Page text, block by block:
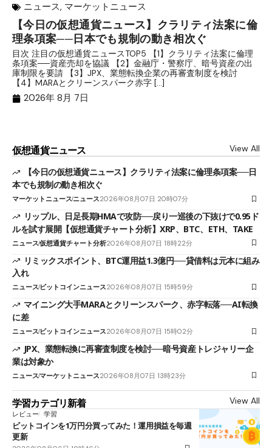
ニュース, マーケットニュース
【今日の仮想通貨ニュース】クラリティ法案に倫
理条項案──日本でも規制の動き相次ぐ
目次 注目の仮想通貨ニュースTOP5 【1】クラリティ法案に倫理
条項案──資産売却を協議 【2】金融庁・警察庁、暗号資産の出
庫制限を要請 【3】JPX、業態転換企業の再審査制度を検討
【4】MARAとクリーンスパーク赤字 […]
2026年 8月 7日
仮想通貨ニュース View All
【今日の仮想通貨ニュース】クラリティ法案に倫理条項案──日
本でも規制の動き相次ぐ
マーケットニュースニュース2026年08月07日 20時07分
リップル、日足長期HMAで攻防──戻り一巡後の下抜けで0.95ド
ルを試す展開【仮想通貨チャート分析】XRP、BTC、ETH、TAKE
ニュース仮想通貨チャート分析2026年08月07日 18時22分
リミックスポイント、BTC運用益1.3億円──貸借料は元本に組み
入れ
ニュースビットコインニュース2026年08月07日 15時59分
マイニング大手MARAとクリーンスパーク、赤字転落──AI転換
に差
ニュースビットコインニュース2026年08月07日 15時02分
JPX、業態転換に再審査制度を検討──暗号資産トレジャリー企
業は対象か
ニュースマーケットニュース2026年08月07日 13時23分
学習カテゴリ新着 View All
レビュー 学習
ビットコインを1万円分買ってみた！運用損益を毎週
更新